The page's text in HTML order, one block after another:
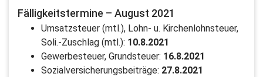
Fälligkeitstermine – August 2021
Umsatzsteuer (mtl.), Lohn- u. Kirchenlohnsteuer,
Soli.-Zuschlag (mtl.): 10.8.2021
Gewerbesteuer, Grundsteuer: 16.8.2021
Sozialversicherungsbeiträge: 27.8.2021